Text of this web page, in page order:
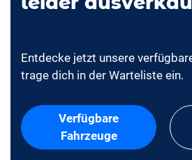
Entdecke jetzt unsere
trage dich in der Warteliste ein.
Verfügbare
Fahrzeuge